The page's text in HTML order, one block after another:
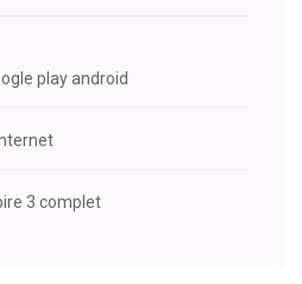
play android
3 complet